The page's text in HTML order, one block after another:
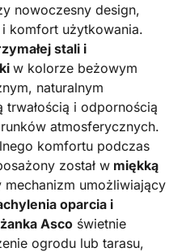
nowoczesny design,
komfort użytkowania.
stali i
w kolorze beżowym
naturalnym
i odpornością
atmosferycznych.
komfortu podczas
został w miękką
umożliwiający
oparcia i
Asco świetnie
ogrodu lub tarasu,